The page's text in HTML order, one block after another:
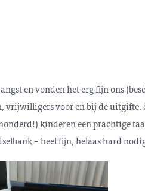
en vonden het erg fijn ons
voor en bij de uitgifte,
kinderen een prachtige
– heel fijn, helaas hard